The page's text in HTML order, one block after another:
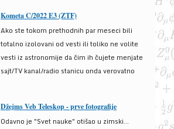
Kometa C/2022 E3 (ZTF)
Ako ste tokom prethodnih par meseci bili
totalno izolovani od vesti ili toliko ne volite
vesti iz astronomije da čim ih čujete menjate
sajt/TV kanal/radio stanicu onda verovatno
Džejms Veb Teleskop - prve fotografije
Odavno je "Svet nauke" otišao u zimski...